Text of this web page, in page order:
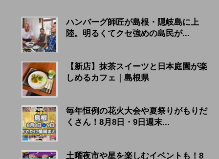
ハンバーグ師匠が島根・隠岐島に上
陸。明るくてクセ強めの島民が...
【新店】抹茶スイーツと日本庭園が楽
しめるカフェ｜島根県
毎年恒例の花火大会や夏祭りがもりだ
くさん！8月8日・9日週末...
土曜夜市や星を楽しむイベントも！8